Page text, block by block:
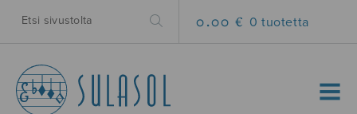
0.00 € 0 tuotetta
MENU